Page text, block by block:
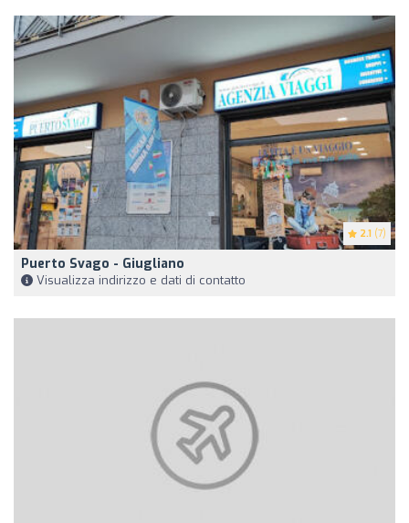
2.1 (7)
Puerto Svago - Giugliano
Visualizza indirizzo e dati di contatto